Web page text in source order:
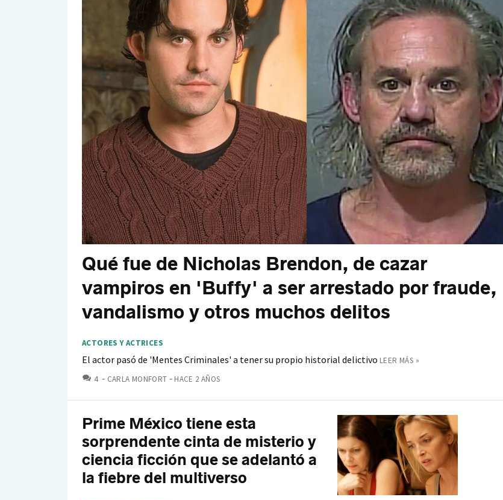
Qué fue de Nicholas Brendon, de cazar
vampiros en 'Buffy' a ser arrestado por fraude,
vandalismo y otros muchos delitos
ACTORES Y ACTRICES
El actor pasó de 'Mentes Criminales' a tener su propio historial delictivo LEER MÁS »
4 COMENTARIOS
CARLA MONFORT HACE 2 AÑOS
Prime México tiene esta
sorprendente cinta de misterio y
ciencia ficción que se adelantó a
la fiebre del multiverso